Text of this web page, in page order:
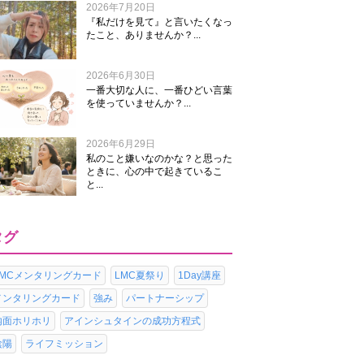
2026年7月20日
『私だけを見て』と言いたくなっ
たこと、ありませんか？...
2026年6月30日
一番大切な人に、一番ひどい言葉
を使っていませんか？...
2026年6月29日
私のこと嫌いなのかな？と思った
ときに、心の中で起きているこ
と...
グ
メンタリングカード LMC夏祭り
1Day講座
ンタリングカード
強み
パートナーシップ
面ホリホリ
アインシュタインの成功方程式
陽
ライフミッション